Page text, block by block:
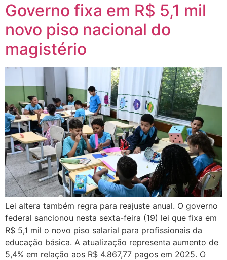
Governo fixa em R$ 5,1 mil
novo piso nacional do
magistério
Lei altera também regra para reajuste anual. O governo
federal sancionou nesta sexta-feira (19) lei que fixa em
R$ 5,1 mil o novo piso salarial para profissionais da
educação básica. A atualização representa aumento de
5,4% em relação aos R$ 4.867,77 pagos em 2025. O